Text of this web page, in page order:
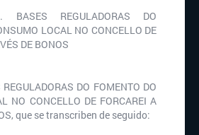
BASES REGULADORAS DO
LOCAL NO CONCELLO DE
DE BONOS
DO FOMENTO DO
NO CONCELLO DE FORCAREI A
que se transcriben de seguido: